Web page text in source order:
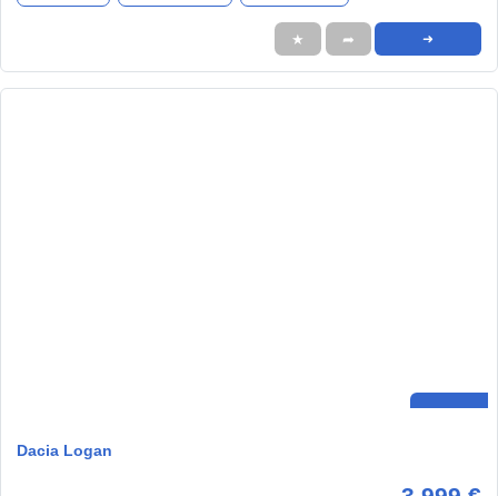
★ ➦ ➜
Dacia Logan